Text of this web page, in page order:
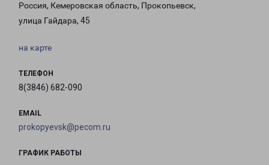
Россия, Кемеровская область, Прокопьевск,
улица Гайдара, 45
на карте
ТЕЛЕФОН
8(3846) 682-090
EMAIL
prokopyevsk@pecom.ru
ГРАФИК РАБОТЫ